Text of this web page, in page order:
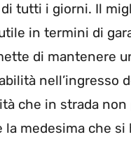
tutti i giorni. Il
in termini di
di mantenere
nell’ingresso
che in strada non
la medesima che si